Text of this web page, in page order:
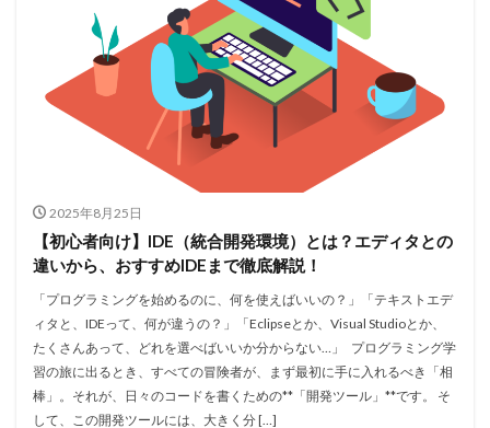
2025年8月25日
【初心者向け】IDE（統合開発環境）とは？エディタとの
違いから、おすすめIDEまで徹底解説！
「プログラミングを始めるのに、何を使えばいいの？」「テキストエデ
ィタと、IDEって、何が違うの？」「Eclipseとか、Visual Studioとか、
たくさんあって、どれを選べばいいか分からない…」 プログラミング学
習の旅に出るとき、すべての冒険者が、まず最初に手に入れるべき「相
棒」。それが、日々のコードを書くための**「開発ツール」**です。 そ
して、この開発ツールには、大きく分 […]